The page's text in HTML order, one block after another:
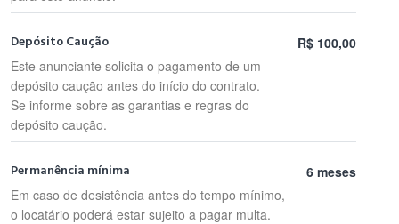
Depósito Caução
Este anunciante solicita o pagamento de um
depósito caução antes do início do contrato.
Se informe sobre as garantias e regras do
depósito caução.
R$ 100,00
Permanência mínima
Em caso de desistência antes do tempo mínimo,
o locatário poderá estar sujeito a pagar multa.
6 meses